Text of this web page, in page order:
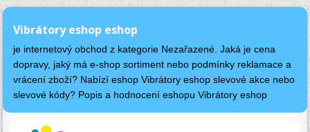
Vibrátory eshop eshop
je internetový obchod z kategorie Nezařazené. Jaká je cena
dopravy, jaký má e-shop sortiment nebo podmínky reklamace a
vrácení zboží? Nabízí eshop Vibrátory eshop slevové akce nebo
slevové kódy? Popis a hodnocení eshopu Vibrátory eshop